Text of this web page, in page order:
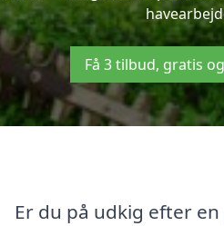
Få 3 tilbud, gratis
Er du på udkig efter